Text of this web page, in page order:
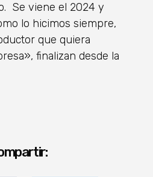
Se viene el 2024 y
lo hicimos siempre,
que quiera
finalizan desde la